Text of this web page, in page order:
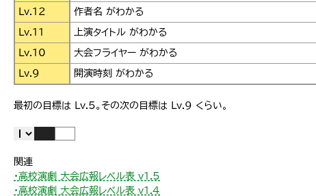
Lv.12 作者名 がわかる
Lv.11 上演タイトル がわかる
Lv.10 大会フライヤー がわかる
Lv.9 開演時刻 がわかる
最初の目標は Lv.5。その次の目標は Lv.9 くらい。
関連
・高校演劇 大会広報レベル表 v1.5
・高校演劇 大会広報レベル表 v1.4